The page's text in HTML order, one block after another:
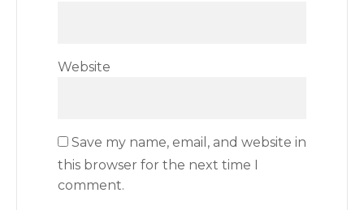
Website
Save my name, email, and website in
this browser for the next time I
comment.